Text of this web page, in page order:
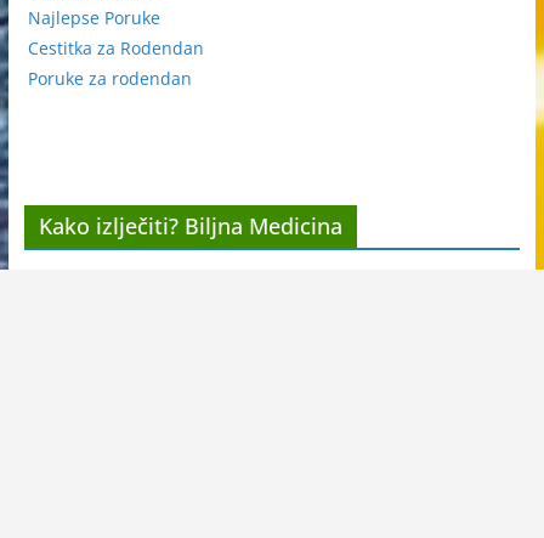
Najlepse Poruke
Cestitka za Rodendan
Poruke za rodendan
Kako izlječiti? Biljna Medicina